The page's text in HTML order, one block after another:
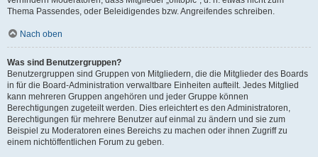
Thema Passendes, oder Beleidigendes bzw. Angreifendes schreiben.
Nach oben
Was sind Benutzergruppen?
Benutzergruppen sind Gruppen von Mitgliedern, die die Mitglieder des Boards
in für die Board-Administration verwaltbare Einheiten aufteilt. Jedes Mitglied
kann mehreren Gruppen angehören und jeder Gruppe können
Berechtigungen zugeteilt werden. Dies erleichtert es den Administratoren,
Berechtigungen für mehrere Benutzer auf einmal zu ändern und sie zum
Beispiel zu Moderatoren eines Bereichs zu machen oder ihnen Zugriff zu
einem nichtöffentlichen Forum zu geben.